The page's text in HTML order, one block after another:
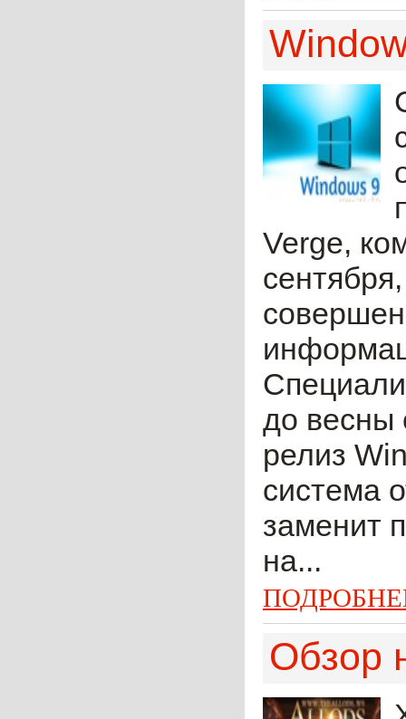
Verge,
до весны
релиз
система
заменит
на...
Обзор